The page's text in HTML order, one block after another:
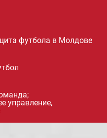
футбола в Молдове
управление,